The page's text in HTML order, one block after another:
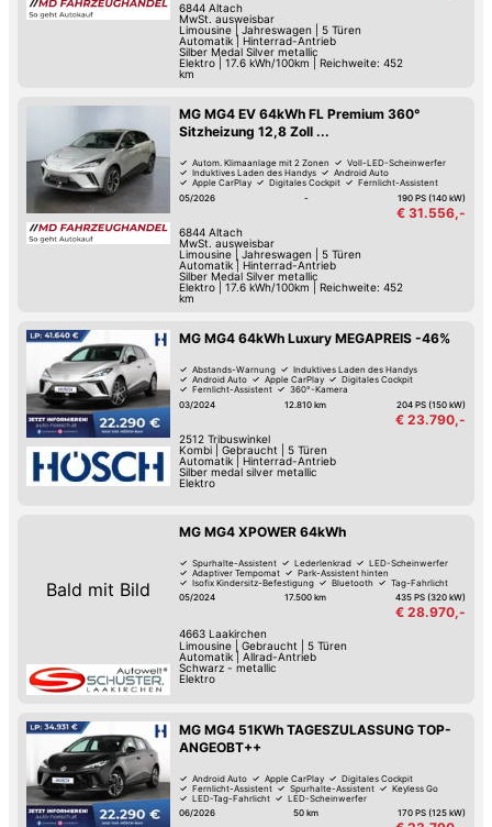
6844 Altach
MwSt. ausweisbar
Limousine| Jahreswagen
5 Türen
Automatik| Hinterrad-Antrieb
Silber Medal Silver metallic
Elektro
17.6 kWh/100km
Reichweite: 452
km
MG MG4 EV 64kWh FL Premium 360°
Sitzheizung 12,8 Zoll ...
Autom. Klimaanlage mit 2 Zonen
Voll-LED-Scheinwerfer
Induktives Laden des Handys
Android Auto
Apple CarPlay
Digitales Cockpit
Fernlicht-Assistent
360°-Kamera
05/2026 - 190 PS (140 kW)
€ 31.556,-
6844 Altach
MwSt. ausweisbar
Limousine| Jahreswagen
5 Türen
Automatik| Hinterrad-Antrieb
Silber Medal Silver metallic
Elektro
17.6 kWh/100km
Reichweite: 452
km
MG MG4 64kWh Luxury MEGAPREIS -46%
Abstands-Warnung
Induktives Laden des Handys
Android Auto
Apple CarPlay
Digitales Cockpit
Fernlicht-Assistent
360°-Kamera
Verkehrszeichen-Erkennung
03/2024 12.810 km 204 PS (150 kW)
€ 23.790,-
2512 Tribuswinkel
Kombi| Gebraucht
5 Türen
Automatik| Hinterrad-Antrieb
Silber medal silver metallic
Elektro
Bald mit Bild
MG MG4 XPOWER 64kWh
Spurhalte-Assistent Lederlenkrad
LED-Scheinwerfer
Adaptiver Tempomat
Park-Assistent hinten
Isofix Kindersitz-Befestigung
Bluetooth
Tag-Fahrlicht
05/2024
17.500 km 435 PS (320 kW)
€ 28.970,-
4663 Laakirchen
Limousine| Gebraucht
5 Türen
Automatik| Allrad-Antrieb
Schwarz - metallic
Elektro
MG MG4 51KWh TAGESZULASSUNG TOP-
ANGEOBT++
Android Auto Apple CarPlay
Digitales Cockpit
Fernlicht-Assistent
Spurhalte-Assistent
Keyless Go
LED-Tag-Fahrlicht
LED-Scheinwerfer
06/2026
50 km 170 PS (125 kW)